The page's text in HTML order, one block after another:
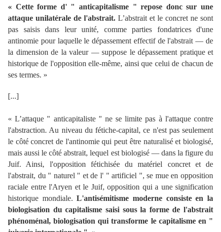
« Cette forme d' " anticapitalisme " repose donc sur une
attaque unilatérale de l'abstrait. L’abstrait et le concret ne sont
pas saisis dans leur unité, comme parties fondatrices d'une
antinomie pour laquelle le dépassement effectif de l'abstrait — de
la dimension de la valeur — suppose le dépassement pratique et
historique de l'opposition elle-même, ainsi que celui de chacun de
ses termes. »
[...]
« L’attaque " anticapitaliste " ne se limite pas à l'attaque contre
l'abstraction. Au niveau du fétiche-capital, ce n'est pas seulement
le côté concret de l'antinomie qui peut être naturalisé et biologisé,
mais aussi le côté abstrait, lequel est biologisé — dans la figure du
Juif. Ainsi, l'opposition fétichisée du matériel concret et de
l'abstrait, du " naturel " et de l' " artificiel ", se mue en opposition
raciale entre l'Aryen et le Juif, opposition qui a une signification
historique mondiale.L'antisémitisme moderne consiste en la
biologisation du capitalisme saisi sous la forme de l'abstrait
phénoménal, biologisation qui transforme le capitalisme en "